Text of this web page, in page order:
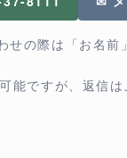
せの際は「お名
ですが、返信は